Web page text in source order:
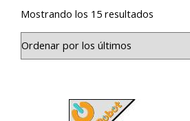
Mostrando los 15 resultados